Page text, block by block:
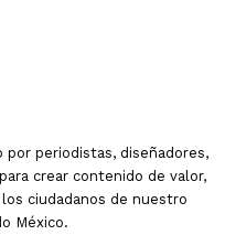
periodistas, diseñadores,
crear contenido de valor,
ciudadanos de nuestro
México.